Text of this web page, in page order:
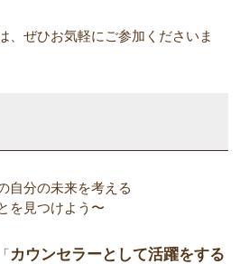
、ぜひお気軽にご参加くださいま
自分の未来を考える
を見つけよう〜
カウンセラーとして活躍をする